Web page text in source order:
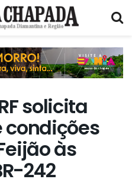
solicita
condições
às
242